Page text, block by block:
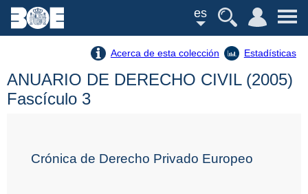
es
Acerca de esta colección Estadísticas
ANUARIO DE DERECHO CIVIL (2005)
Fascículo 3
Crónica de Derecho Privado Europeo